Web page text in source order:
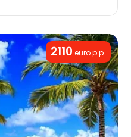
2110 euro p.p.